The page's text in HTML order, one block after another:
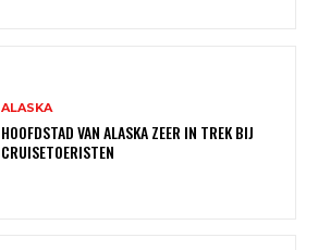
ALASKA
HOOFDSTAD VAN ALASKA ZEER IN TREK BIJ
CRUISETOERISTEN